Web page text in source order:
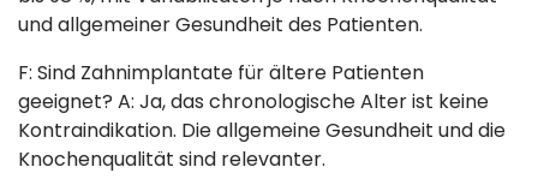
und allgemeiner Gesundheit des Patienten.
F: Sind Zahnimplantate für ältere Patienten
geeignet? A: Ja, das chronologische Alter ist keine
Kontraindikation. Die allgemeine Gesundheit und die
Knochenqualität sind relevanter.